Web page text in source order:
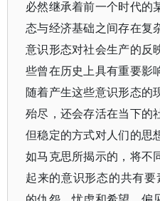
必然继承着前一个时代的
态与经济基础之间存在复
意识形态对社会生产的反
些曾在历史上具有重要影
随着产生这些意识形态的
殆尽，还会存活在当下的
但稳定的方式对人们的思
如马克思所揭示的，将不
起来的意识形态的共有要